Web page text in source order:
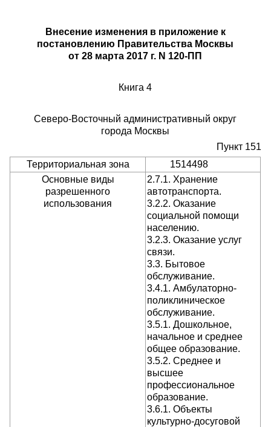
Внесение изменения в приложение к
постановлению Правительства Москвы
от 28 марта 2017 г. N 120-ПП
Книга 4
Северо-Восточный административный округ
города Москвы
Пункт 151
Территориальная зона
1514498
Основные виды
разрешенного
использования
2.7.1. Хранение
автотранспорта.
3.2.2. Оказание
социальной помощи
населению.
3.2.3. Оказание услуг
связи.
3.3. Бытовое
обслуживание.
3.4.1. Амбулаторно-
поликлиническое
обслуживание.
3.5.1. Дошкольное,
начальное и среднее
общее образование.
3.5.2. Среднее и
высшее
профессиональное
образование.
3.6.1. Объекты
культурно-досуговой